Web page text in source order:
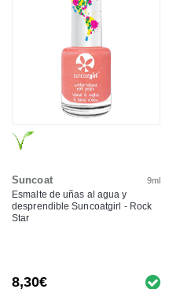
Suncoat 9ml
Esmalte de uñas al agua y
desprendible Suncoatgirl - Rock
Star
8,30€